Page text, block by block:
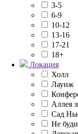
3-5
6-9
10-12
13-16
17-21
18+
Локация
Холл
Лаунж
Аллея
Сад
Не